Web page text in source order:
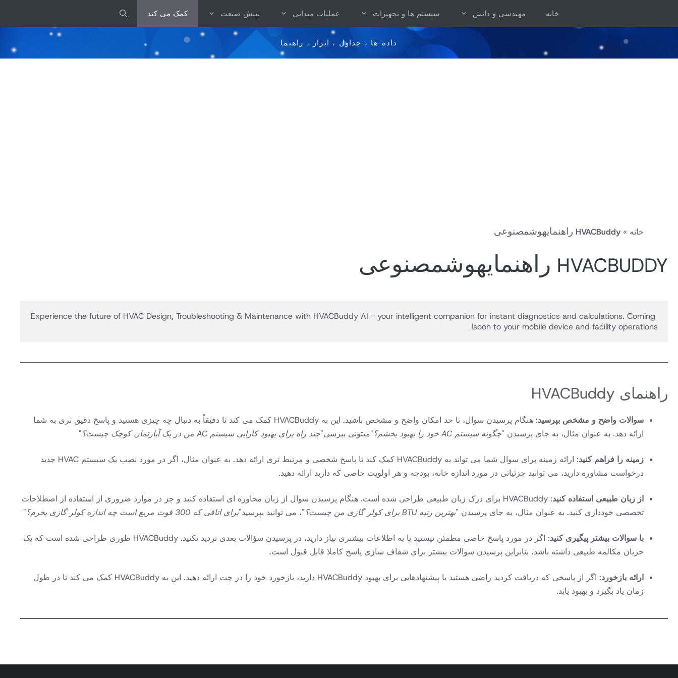
خانه مهندسی و دانش سیستم ها و تجهیزات عملیات میدانی بینش صنعت کمک می کند
داده ها ، جداول ، ابزار ، راهنما
خانه »
HVACBuddy راهنمای
راهنمایهوشمصنوعی
HVACBUDDY راهنمای
مصنوعی
راهنمایهوشمصنوعی
Experience the future of HVAC Design, Troubleshooting & Maintenance with HVACBuddy AI - your intelligent companion for instant diagnostics and calculations. Coming
soon to your mobile device and facility operations!
راهنمای HVACBuddy
سوالات واضح و مشخص بپرسید
: هنگام پرسیدن سوال، تا حد امکان واضح و مشخص باشید. این به HVACBuddy کمک می کند تا دقیقاً به دنبال چه چیزی هستید و پاسخ دقیق تری به شما
ارائه دهد. به عنوان مثال، به جای پرسیدن "چگونه سیستم AC خود را بهبود بخشم؟ "میتونی بپرسی"چند راه برای بهبود کارایی سیستم AC من در یک آپارتمان کوچک چیست؟ "
زمینه را فراهم کنید
: ارائه زمینه برای سوال شما می تواند به HVACBuddy کمک کند تا پاسخ شخصی و مرتبط تری ارائه دهد. به عنوان مثال، اگر در مورد نصب یک سیستم HVAC جدید
درخواست مشاوره دارید، می توانید جزئیاتی در مورد اندازه خانه، بودجه و هر اولویت خاصی که دارید ارائه دهید.
از زبان طبیعی استفاده کنید
: HVACBuddy برای درک زبان طبیعی طراحی شده است. هنگام پرسیدن سوال از زبان محاوره ای استفاده کنید و جز در موارد ضروری از استفاده از اصطلاحات
تخصصی خودداری کنید. به عنوان مثال، به جای پرسیدن "بهترین رتبه BTU برای کولر گازی من چیست؟ "، می توانید بپرسید"برای اتاقی که 300 فوت مربع است چه اندازه کولر گازی بخرم؟ "
با سوالات بیشتر پیگیری کنید
: اگر در مورد پاسخ خاصی مطمئن نیستید یا به اطلاعات بیشتری نیاز دارید، در پرسیدن سؤالات بعدی تردید نکنید. HVACBuddy طوری طراحی شده است که یک
جریان مکالمه طبیعی داشته باشد، بنابراین پرسیدن سوالات بیشتر برای شفاف سازی پاسخ کاملا قابل قبول است.
ارائه بازخورد
: اگر از پاسخی که دریافت کردید راضی هستید یا پیشنهادهایی برای بهبود HVACBuddy دارید، بازخورد خود را در چت ارائه دهید. این به HVACBuddy کمک می کند تا در طول
زمان یاد بگیرد و بهبود یابد.